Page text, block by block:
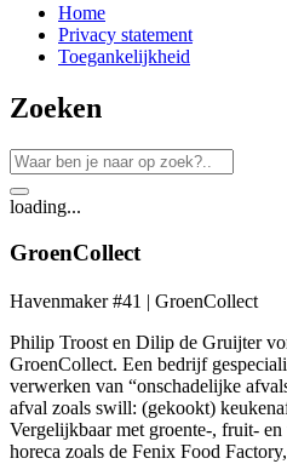
Home
Privacy statement
Toegankelijkheid
Zoeken
loading...
GroenCollect
Havenmaker #41 | GroenCollect
Philip Troost en Dilip de Gruijter
GroenCollect. Een bedrijf
verwerken van “onschadelijke
afval zoals swill: (gekookt)
Vergelijkbaar met groente-, fruit-
horeca zoals de Fenix Food